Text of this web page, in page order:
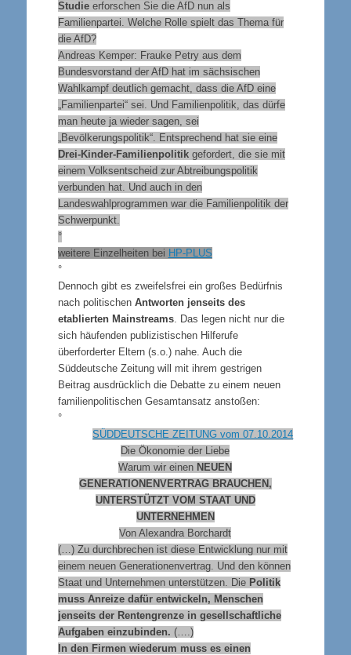
Studieerforschen Sie die AfD nun als
Familienpartei. Welche Rolle spielt das Thema für
die AfD?
Andreas Kemper: Frauke Petry aus dem
Bundesvorstand der AfD hat im sächsischen
Wahlkampf deutlich gemacht, dass die AfD eine
„Familienpartei“ sei. Und Familienpolitik, das dürfe
man heute ja wieder sagen, sei
„Bevölkerungspolitik“. Entsprechend hat sie eine
Drei-Kinder-Familienpolitikgefordert, die sie mit
einem Volksentscheid zur Abtreibungspolitik
verbunden hat. Und auch in den
Landeswahlprogrammen war die Familienpolitik der
Schwerpunkt.
°
weitere Einzelheiten bei HP-PLUS
°
Dennoch gibt es zweifelsfrei ein großes Bedürfnis
nach politischen Antworten jenseits des
etablierten Mainstreams. Das legen nicht nur die
sich häufenden publizistischen Hilferufe
überforderter Eltern (s.o.) nahe. Auch die
Süddeutsche Zeitung will mit ihrem gestrigen
Beitrag ausdrücklich die Debatte zu einem neuen
familienpolitischen Gesamtansatz anstoßen:
°
SÜDDEUTSCHE ZEITUNG vom 07.10.2014
Die Ökonomie der Liebe
Warum wir einen NEUEN
GENERATIONENVERTRAG BRAUCHEN,
UNTERSTÜTZT VOM STAAT UND
UNTERNEHMEN
Von Alexandra Borchardt
(…) Zu durchbrechen ist diese Entwicklung nur mit
einem neuen Generationenvertrag. Und den können
Staat und Unternehmen unterstützen. Die Politik
muss Anreize dafür entwickeln, Menschen
jenseits der Rentengrenze in gesellschaftliche
Aufgaben einzubinden. (….)
In den Firmen wiederum muss es einen